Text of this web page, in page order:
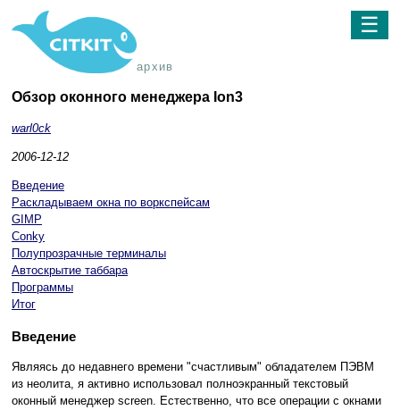
архив
☰
Обзор оконного менеджера Ion3
warl0ck
2006-12-12
Введение
Раскладываем окна по воркспейсам
GIMP
Conky
Полупрозрачные терминалы
Автоскрытие таббара
Программы
Итог
Введение
Являясь до недавнего времени "счастливым" обладателем ПЭВМ
из неолита, я активно использовал полноэкранный текстовый
оконный менеджер screen. Естественно, что все операции с окнами